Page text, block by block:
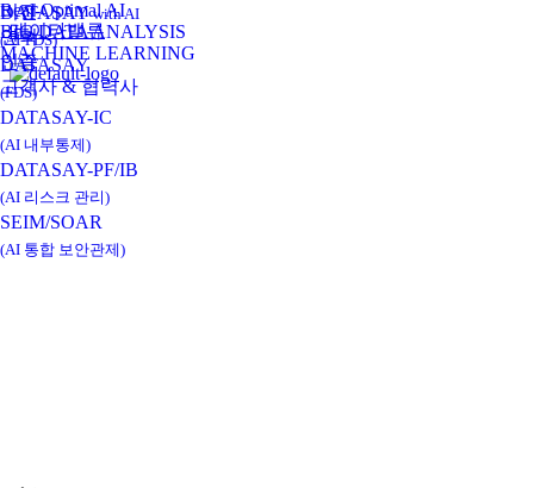
데이타밸류
비전
연혁
인증
고객사 & 협력사
DATASAYwith AI
(AI-FDS)
DATASAY
(FDS)
DATASAY-IC
(AI 내부통제)
DATASAY-PF/IB
(AI 리스크 관리)
SEIM/SOAR
(AI 통합 보안관제)
Real-Optimal AI
BIG DATA ANALYSIS
MACHINE LEARNING